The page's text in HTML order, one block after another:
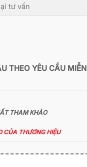
THEO YÊU CẦU MIỄN
THAM KHẢO
CỦA THƯƠNG HIỆU